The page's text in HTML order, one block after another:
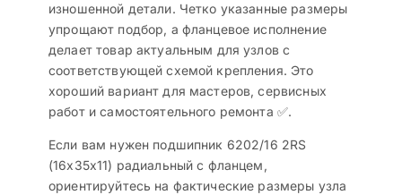
изношенной детали. Четко указанные размеры
упрощают подбор, а фланцевое исполнение
делает товар актуальным для узлов с
соответствующей схемой крепления. Это
хороший вариант для мастеров, сервисных
работ и самостоятельного ремонта ✅.
Если вам нужен подшипник 6202/16 2RS
(16x35x11) радиальный с фланцем,
ориентируйтесь на фактические размеры узла